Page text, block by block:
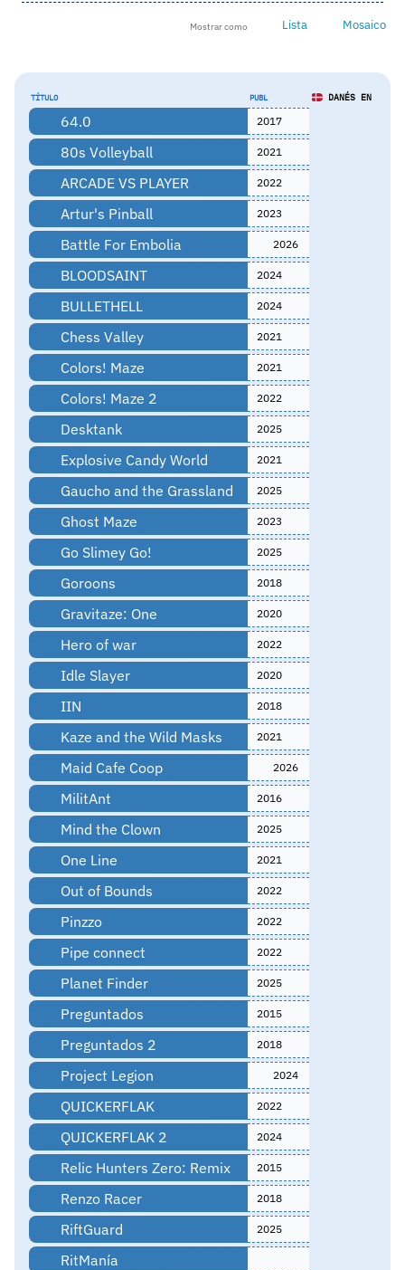
Mostrar como Lista Mosaico
TÍTULO PUBL DANÉS EN
64.0 2017
80s Volleyball 2021
ARCADE VS PLAYER 2022
Artur's Pinball 2023
Battle For Embolia 2026
BLOODSAINT 2024
BULLETHELL 2024
Chess Valley 2021
Colors! Maze 2021
Colors! Maze 2 2022
Desktank 2025
Explosive Candy World 2021
Gaucho and the Grassland 2025
Ghost Maze 2023
Go Slimey Go! 2025
Goroons 2018
Gravitaze: One 2020
Hero of war 2022
Idle Slayer 2020
IIN 2018
Kaze and the Wild Masks 2021
Maid Cafe Coop 2026
MilitAnt 2016
Mind the Clown 2025
One Line 2021
Out of Bounds 2022
Pinzzo 2022
Pipe connect 2022
Planet Finder 2025
Preguntados 2015
Preguntados 2 2018
Project Legion 2024
QUICKERFLAK 2022
QUICKERFLAK 2 2024
Relic Hunters Zero: Remix 2015
Renzo Racer 2018
RiftGuard 2025
RitManía